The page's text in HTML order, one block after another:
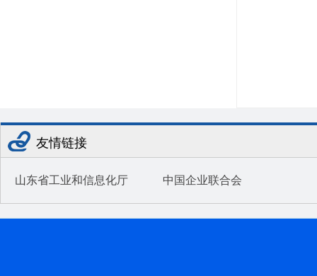
友情链接
山东省工业和信息化厅 中国企业联合会